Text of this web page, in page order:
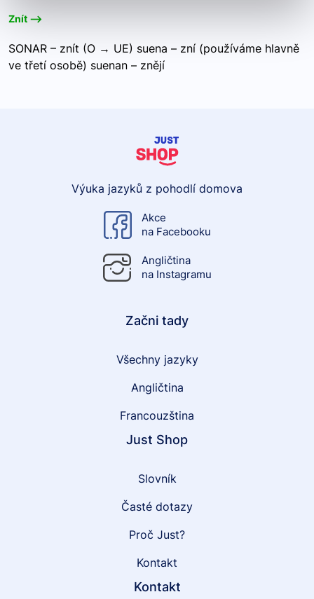
Znít -->
SONAR – znít (O → UE) suena – zní (používáme hlavně
ve třetí osobě) suenan – znějí
Výuka jazyků z pohodlí domova
Akce
na Facebooku
Angličtina
na Instagramu
Začni tady
Všechny jazyky
Angličtina
Francouzština
Just Shop
Slovník
Časté dotazy
Proč Just?
Kontakt
Kontakt